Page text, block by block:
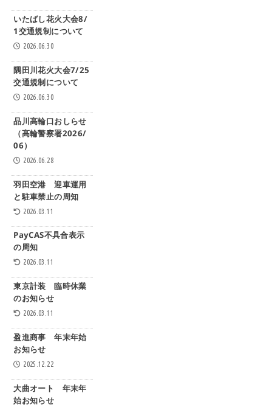
いたばし花火大会8/
1交通規制について
2026.06.30
隅田川花火大会7/25
交通規制について
2026.06.30
品川高輪口おしらせ
（高輪警察署2026/
06）
2026.06.28
羽田空港 迎車運用
と駐車禁止の周知
2026.03.11
PayCAS不具合表示
の周知
2026.03.11
東京計装 臨時休業
のお知らせ
2026.03.11
盈進商事 年末年始
お知らせ
2025.12.22
大曲オート 年末年
始お知らせ